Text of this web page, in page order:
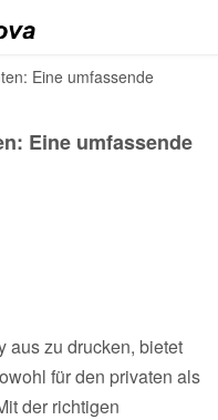
Eine umfassende
Eine umfassende
aus zu drucken, bietet
für den privaten als
der richtigen